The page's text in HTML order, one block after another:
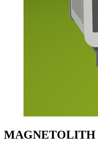
MAGNETOLITH